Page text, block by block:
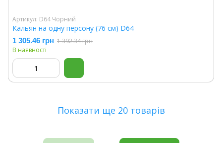
Артикул: D64 Чорний
Кальян на одну персону (76 см) D64
1 305.46 грн 1 392.34 грн
В наявності
Показати ще 20 товарів